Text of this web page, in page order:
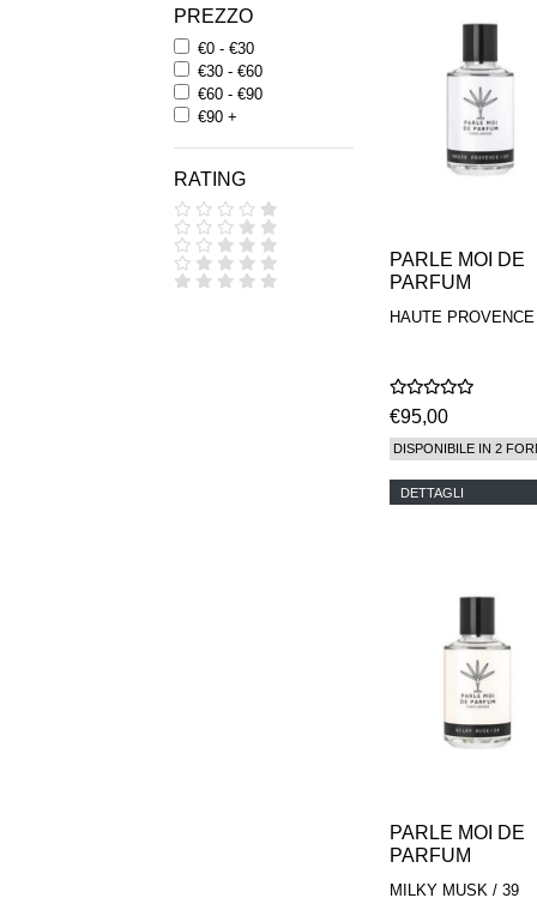
PREZZO
€0 - €30
€30 - €60
€60 - €90
€90 +
RATING
PARLE MOI DE
PARFUM
HAUTE
€95,00
DISPONIBILE IN 2
DETTAGLI
PARLE MOI DE
PARFUM
MILKY MUSK / 39